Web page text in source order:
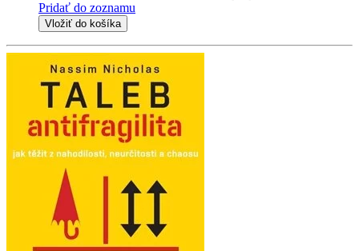
Pridať do zoznamu
Vložiť do košíka